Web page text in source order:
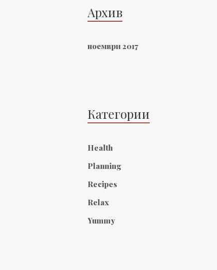
Архив
ноември 2017
Категории
Health
Planning
Recipes
Relax
Yummy